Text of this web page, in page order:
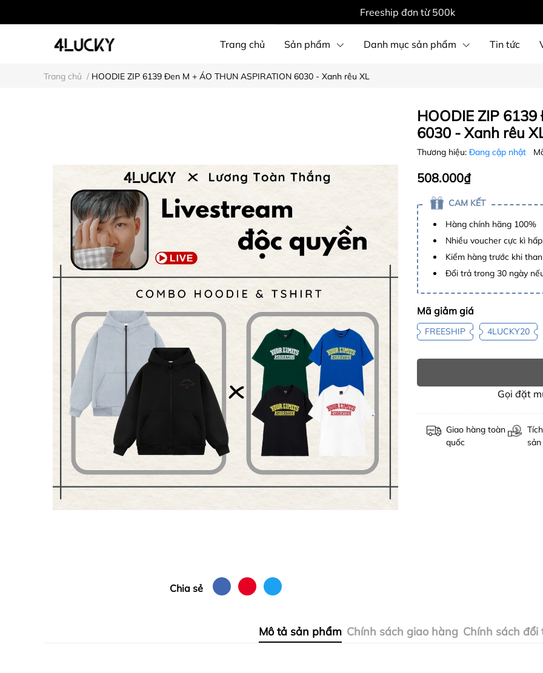
Freeship đơn từ 500k
Trang chủ Sản phẩm Danh mục sản phẩm Tin tức
Trang chủ / HOODIE ZIP 6139 Đen M + ÁO THUN ASPIRATION 6030 - Xanh rêu XL
Chia sẻ
HOODIE ZIP
6030 - Xanh rêu
Thương hiệu: Đang cập nhật
508.000₫
CAM KẾT
Hàng chính hãng 100%
Nhiều voucher cực kì
Kiểm hàng trước khi
Đổi trả trong 30 ngày
Mã giảm giá
FREESHIP 4LUCKY20
Gọi đặt
Giao hàng toàn
quốc
Mô tả sản phẩm Chính sách giao hàng Chính sách đổi